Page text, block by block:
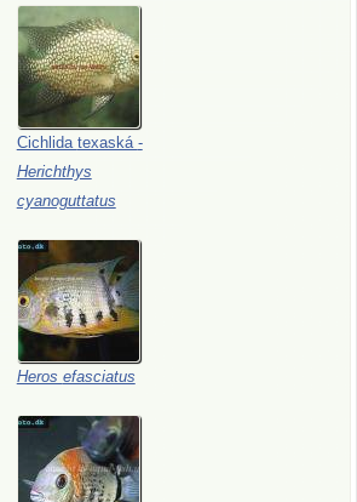
Cichlida texaská -
Herichthys
cyanoguttatus
Heros efasciatus